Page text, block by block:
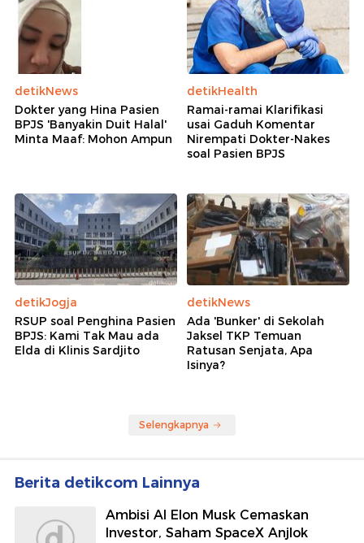
detikNews
Dokter yang Hina Pasien
BPJS 'Banyakin Duit Halal'
Minta Maaf: Mohon Ampun
detikHealth
Ramai-ramai Klarifikasi
usai Gaduh Komentar
Nirempati Dokter-Nakes
soal Pasien BPJS
detikJogja
RSUP soal Penghina Pasien
BPJS: Kami Tak Mau ada
Elda di Klinis Sardjito
detikNews
Ada 'Bunker' di Sekolah
Jaksel TKP Temuan
Ratusan Senjata, Apa
Isinya?
Selengkapnya
Berita detikcom Lainnya
Ambisi AI Elon Musk Cemaskan
Investor, Saham SpaceX Anjlok